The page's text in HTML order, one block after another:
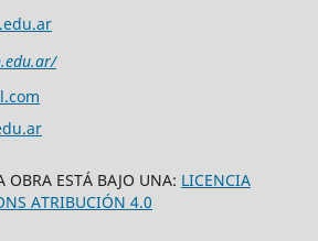
OBRA ESTÁ BAJO UNA: LICENCIA
ATRIBUCIÓN 4.0